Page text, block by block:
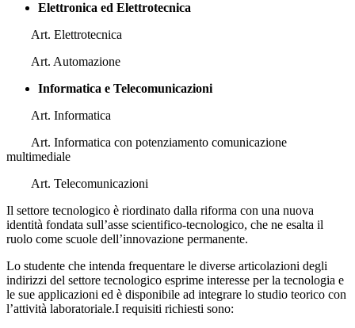
Elettronica ed Elettrotecnica
Art. Elettrotecnica
Art. Automazione
Informatica e Telecomunicazioni
Art. Informatica
Art. Informatica con potenziamento comunicazione
multimediale
Art. Telecomunicazioni
Il settore tecnologico è riordinato dalla riforma con una nuova
identità fondata sull’asse scientifico-tecnologico, che ne esalta il
ruolo come scuole dell’innovazione permanente.
Lo studente che intenda frequentare le diverse articolazioni degli
indirizzi del settore tecnologico esprime interesse per la tecnologia e
le sue applicazioni ed è disponibile ad integrare lo studio teorico con
l’attività laboratoriale.I requisiti richiesti sono: